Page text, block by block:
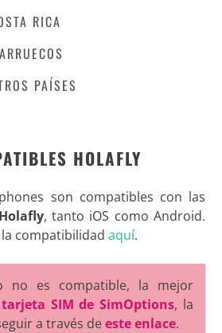
RICA
PAÍSES
HOLAFLY
son compatibles con las
, tanto iOS como Android.
compatibilidad aquí.
no es compatible, la mejor
tarjeta SIM de SimOptions, la
a través deeste enlace.